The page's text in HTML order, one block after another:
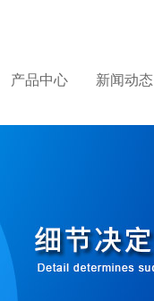
产品中心 新闻动态